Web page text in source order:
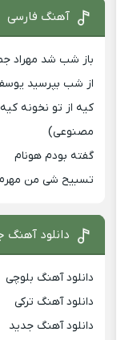
آهنگ فارسی
باز شب شد مهراد
از شب بپرسید
کیه از تو نخونه
مصنوعی)
گفته بودم هونام
تسبیح شی من مهرم
دانلود آهنگ
دانلود آهنگ بلوچی
دانلود آهنگ ترکی
دانلود آهنگ جدید